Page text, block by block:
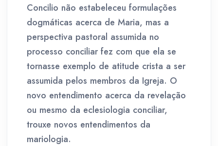
Concilio não estabeleceu formulações
dogmáticas acerca de Maria, mas a
perspectiva pastoral assumida no
processo conciliar fez com que ela se
tornasse exemplo de atitude crista a ser
assumida pelos membros da Igreja. O
novo entendimento acerca da revelação
ou mesmo da eclesiologia conciliar,
trouxe novos entendimentos da
mariologia.